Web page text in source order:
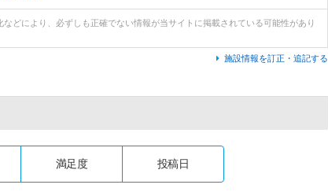
どにより、必ずしも正確でない情報が当サイトに掲載されている可能性があり
施設情報を訂正・追記する
満足度 投稿日